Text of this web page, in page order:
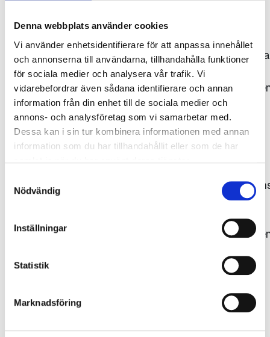
Denna webbplats använder cookies
Vi använder enhetsidentifierare för att anpassa innehållet
och annonserna till användarna, tillhandahålla funktioner
för sociala medier och analysera vår trafik. Vi
vidarebefordrar även sådana identifierare och annan
information från din enhet till de sociala medier och
annons- och analysföretag som vi samarbetar med.
Dessa kan i sin tur kombinera informationen med annan
information som du har tillhandahållit eller som de har
Nödvändig
Inställningar
Statistik
Marknadsföring
Bildrättigheterna
tillhör
respektive
fotograf.
Källan ska
uppges,
fotografens/
företagets